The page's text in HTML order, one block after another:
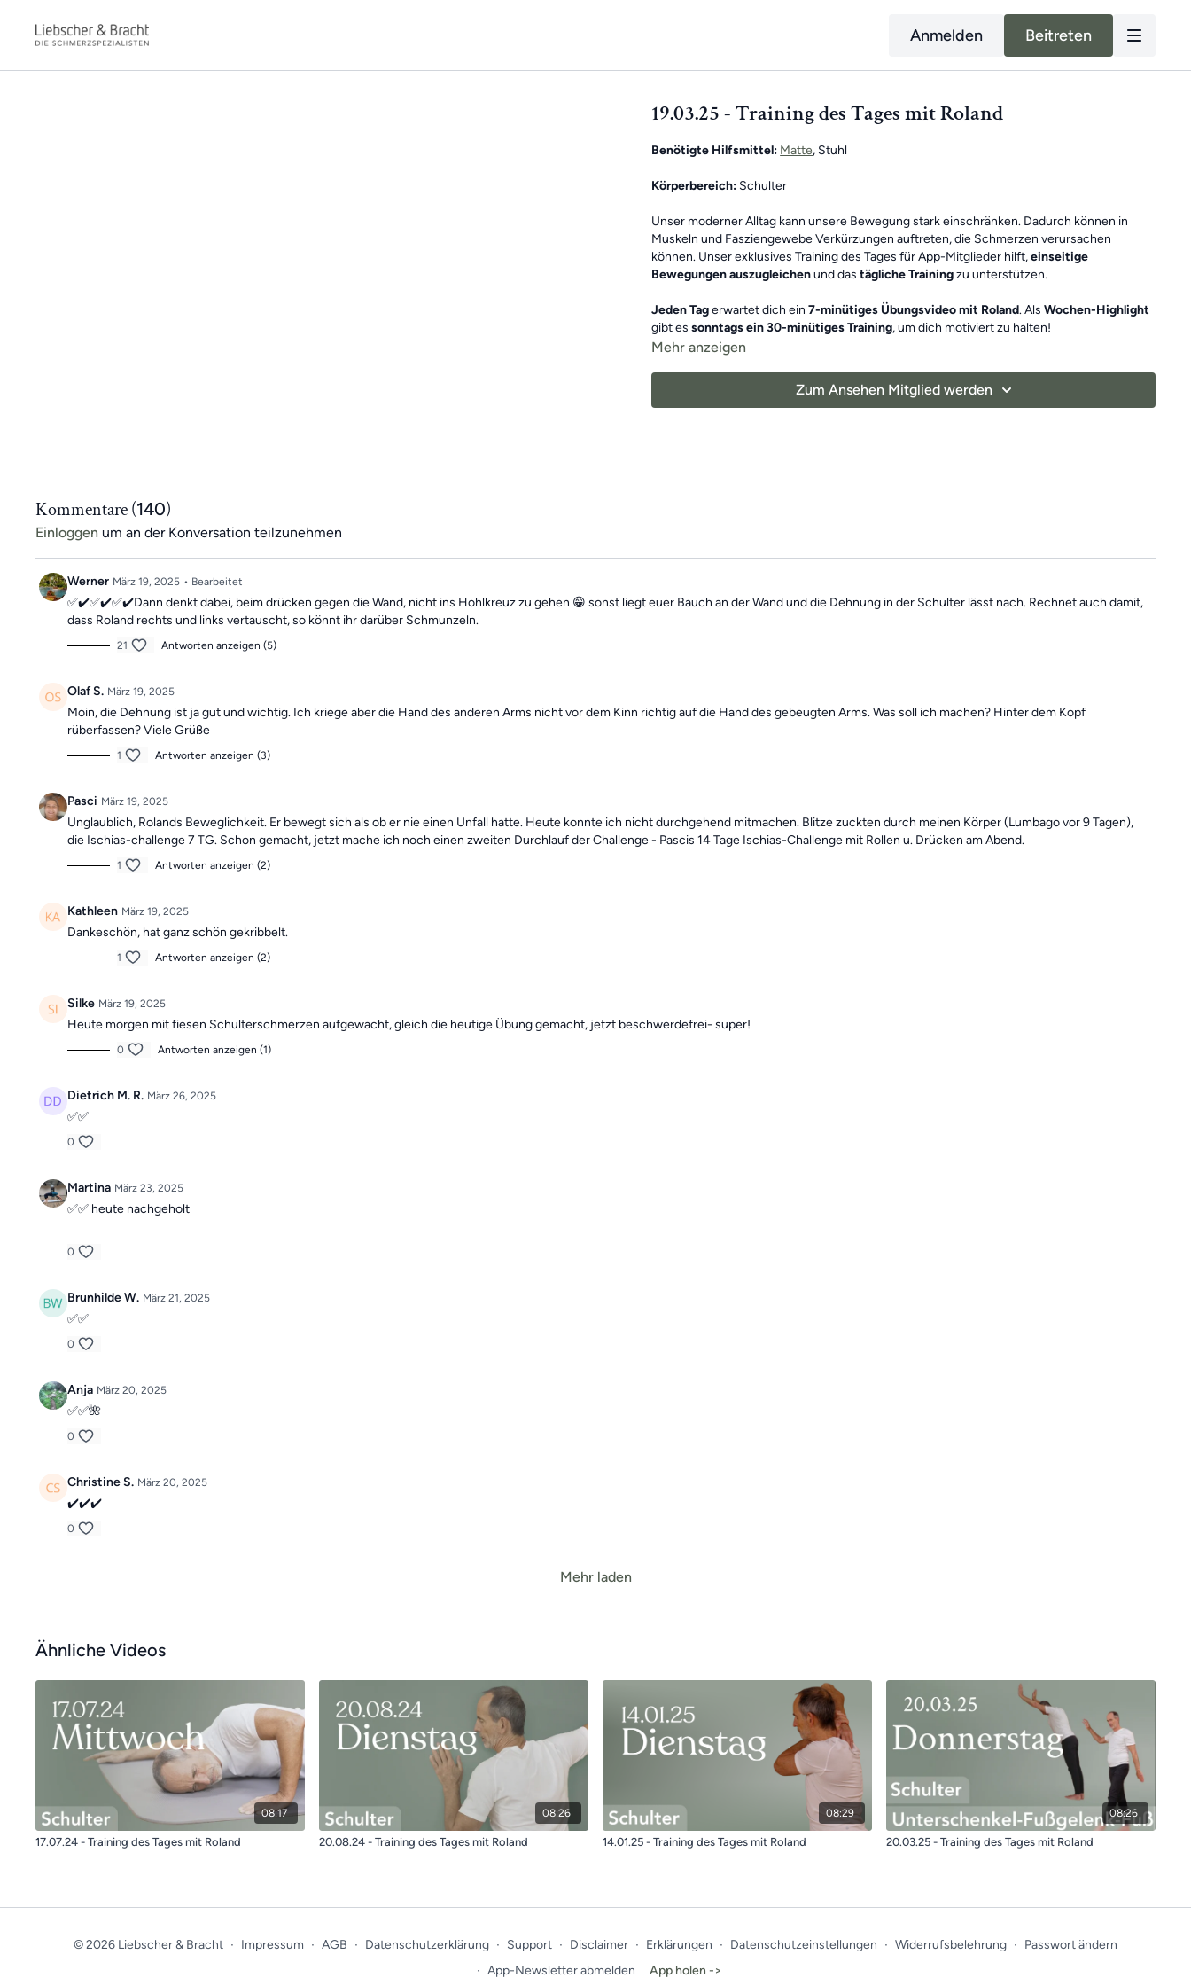
Anmelden Beitreten
19.03.25 - Training des Tages mit Roland
Benötigte Hilfsmittel: Matte, Stuhl
Körperbereich: Schulter
Unser moderner Alltag kann unsere Bewegung stark einschränken. Dadurch können in
Muskeln und Fasziengewebe Verkürzungen auftreten, die Schmerzen verursachen
können. Unser exklusives Training des Tages für App-Mitglieder hilft,einseitige
Bewegungen auszugleichenund dastägliche Trainingzu unterstützen.
Jeden Tagerwartet dich ein7-minütiges Übungsvideo mit Roland. AlsWochen-Highlight
gibt essonntags ein 30-minütiges Training, um dich motiviert zu halten!
und sind somit die ideale Grundlage für ein schmerzfreies, gesundes
Mehr anzeigen
Zum Ansehen Mitglied werden
Kommentare (140)
Einloggen um an der Konversation teilzunehmen
Werner März 19, 2025 • Bearbeitet
✅✔️✅✔️✅✔️Dann denkt dabei, beim drücken gegen die Wand, nicht ins Hohlkreuz zu gehen 😁 sonst liegt euer Bauch an der Wand und die Dehnung in der Schulter lässt nach. Rechnet auch damit,
dass Roland rechts und links vertauscht, so könnt ihr darüber Schmunzeln.
21 Antworten anzeigen (5)
Olaf S. März 19, 2025
Moin, die Dehnung ist ja gut und wichtig. Ich kriege aber die Hand des anderen Arms nicht vor dem Kinn richtig auf die Hand des gebeugten Arms. Was soll ich machen? Hinter dem Kopf
rüberfassen? Viele Grüße
1 Antworten anzeigen (3)
Pasci März 19, 2025
Unglaublich, Rolands Beweglichkeit. Er bewegt sich als ob er nie einen Unfall hatte. Heute konnte ich nicht durchgehend mitmachen. Blitze zuckten durch meinen Körper (Lumbago vor 9 Tagen),
die Ischias-challenge 7 TG. Schon gemacht, jetzt mache ich noch einen zweiten Durchlauf der Challenge - Pascis 14 Tage Ischias-Challenge mit Rollen u. Drücken am Abend.
1 Antworten anzeigen (2)
Kathleen März 19, 2025
Dankeschön, hat ganz schön gekribbelt.
1 Antworten anzeigen (2)
Silke März 19, 2025
Heute morgen mit fiesen Schulterschmerzen aufgewacht, gleich die heutige Übung gemacht, jetzt beschwerdefrei- super!
0 Antworten anzeigen (1)
Dietrich M. R. März 26, 2025
✅✅
0
Martina März 23, 2025
✅✅ heute nachgeholt
0
Brunhilde W. März 21, 2025
✅✅
0
Anja März 20, 2025
✅✅🌺
0
Christine S. März 20, 2025
✔️✔️✔️
0
Mehr laden
Ähnliche Videos
08:17
17.07.24 - Training des Tages mit Roland
08:26
20.08.24 - Training des Tages mit Roland
08:29
14.01.25 - Training des Tages mit Roland
08:26
20.03.25 - Training des Tages mit Roland
© 2026 Liebscher & Bracht ∙ Impressum ∙ AGB ∙ Datenschutzerklärung ∙ Support ∙ Disclaimer ∙ Erklärungen ∙ Datenschutzeinstellungen ∙ Widerrufsbelehrung ∙ Passwort ändern
∙ App-Newsletter abmelden App holen ->